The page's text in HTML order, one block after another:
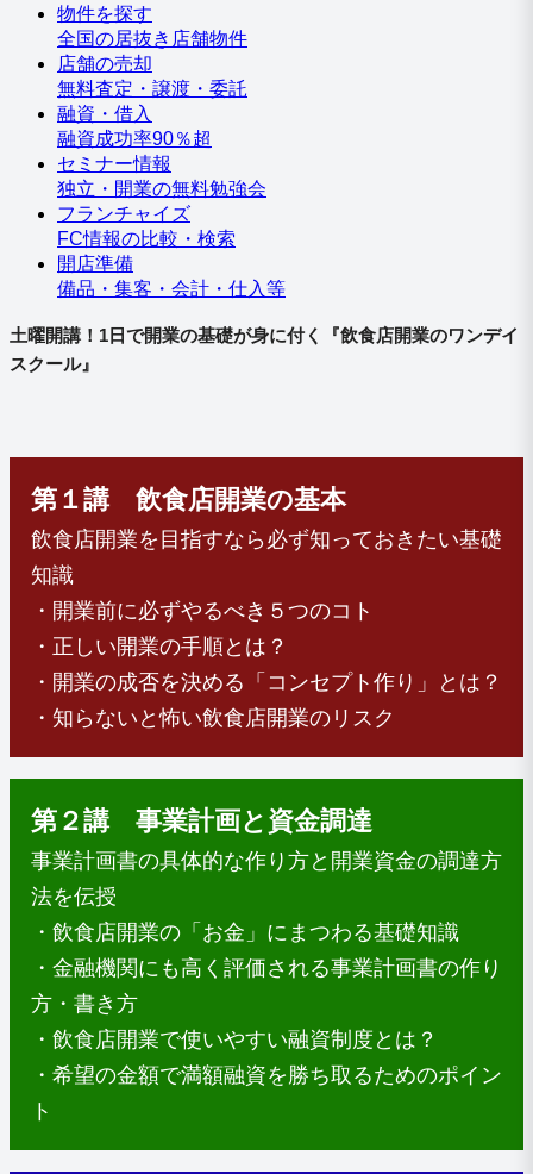
物件を探す
全国の居抜き店舗物件
店舗の売却
無料査定・譲渡・委託
融資・借入
融資成功率90％超
セミナー情報
独立・開業の無料勉強会
フランチャイズ
FC情報の比較・検索
開店準備
備品・集客・会計・仕入等
土曜開講！1日で開業の基礎が身に付く『飲食店開業のワンデイ
スクール』
第１講 飲食店開業の基本
飲食店開業を目指すなら必ず知っておきたい基礎
知識
・開業前に必ずやるべき５つのコト
・正しい開業の手順とは？
・開業の成否を決める「コンセプト作り」とは？
・知らないと怖い飲食店開業のリスク
第２講 事業計画と資金調達
事業計画書の具体的な作り方と開業資金の調達方
法を伝授
・飲食店開業の「お金」にまつわる基礎知識
・金融機関にも高く評価される事業計画書の作り
方・書き方
・飲食店開業で使いやすい融資制度とは？
・希望の金額で満額融資を勝ち取るためのポイン
ト